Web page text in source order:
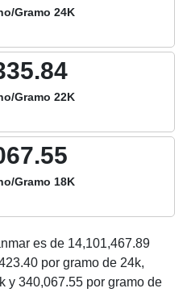
Gramo 24K
Gramo 22K
Gramo 18K
es de 14,101,467.89
por gramo de 24k,
y 340,067.55 por gramo de